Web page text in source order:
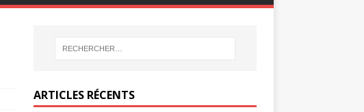
ARTICLES RÉCENTS